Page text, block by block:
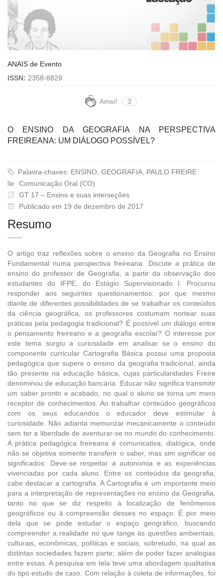
ANAIS de Evento
ISSN: 2358-8829
Amei! 3
O ENSINO DA GEOGRAFIA NA PERSPECTIVA
FREIREANA: UM DIÁLOGO POSSÍVEL?
Palavra-chaves: ENSINO, GEOGRAFIA, PAULO FREIRE
Comunicação Oral (CO)
GT 17 – Ensino e suas interseções
Publicado em 19 de dezembro de 2017
Resumo
O artigo traz reflexões sobre o ensino da Geografia no Ensino
Fundamental numa perspectiva freireana. Discute a prática de
ensino do professor de Geografia, a partir da observação dos
estudantes do IFPE, do Estágio Supervisionado I. Procurou
responder aos seguintes questionamentos: por que mesmo
diante de diferentes possibilidades de se trabalhar os conteúdos
da ciência geográfica, os professores costumam nortear suas
práticas pela pedagogia tradicional? É possível um diálogo entre
o pensamento freireano e a geografia escolar? O interesse por
este tema surgiu a curiosidade em analisar se o ensino do
componente curricular Cartografia Básica possui uma proposta
pedagógica que supere o ensino da geografia tradicional, ainda
tão presente na educação básica, cujas particularidades Freire
denominou de educação bancária. Educar não significa transmitir
um saber pronto e acabado, no qual o aluno se torna um mero
receptor de conhecimentos. Ao trabalhar conteúdos geográficos
com os seus educandos o educador deve estimular à
curiosidade. Não adianta memorizar mecanicamente o conteúdo
sem ter a liberdade de aventurar-se no mundo do conhecimento.
A prática pedagógica freireana é comunicativa, dialógica, onde
não se objetiva somente transferir o saber, mas sim significar os
significados. Deve-se respeitar a autonomia e as experiências
vivenciadas por cada aluno. Entre os conteúdos da geografia,
cabe destacar a cartografia. A Cartografia é um importante meio
para a interpretação de representações no ensino da Geografia,
tanto no que se diz respeito à localização de fenômenos
geográficos ou à compreensão desses no espaço. É por meio
dela que se pode estudar o espaço geográfico, buscando
compreender a realidade no que tange às questões ambientais,
culturais, econômicas, políticas e sociais, sobretudo, na qual as
distintas sociedades fazem parte; além de poder fazer analogias
entre essas. A pesquisa em tela teve uma abordagem qualitativa
do tipo estudo de caso. Com relação à coleta de informações, foi